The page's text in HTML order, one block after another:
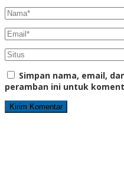
Simpan nama, email,
peramban ini untuk